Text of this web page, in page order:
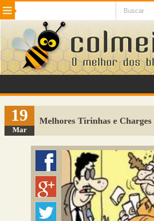
Beleza Cinema e TV
Internet Jogos NotÃ­cias
VeÃ­culos Adulto
Sugerir Link
Adicionar Blog
Colmeia Exchange
19
Mar
Melhores Tirinhas e Charges